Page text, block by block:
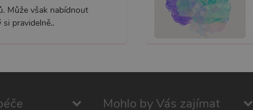
Může však nabídnout
pravidelně..
Mohlo by Vás zajímat